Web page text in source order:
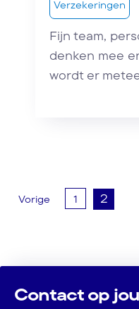
Verzekeringen
Fijn team,
denken mee
wordt er
Vorige 1 2
Contact op